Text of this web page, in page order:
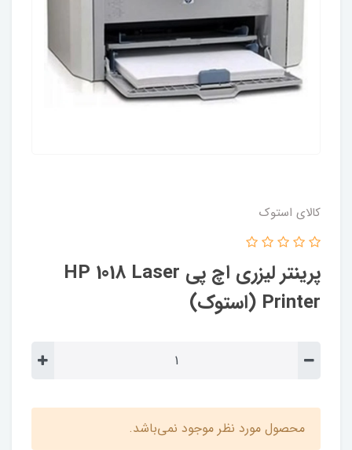
کالای استوک
پرینتر لیزری اچ پی HP 1018 Laser
Printer (استوک)
محصول مورد نظر موجود نمی‌باشد.